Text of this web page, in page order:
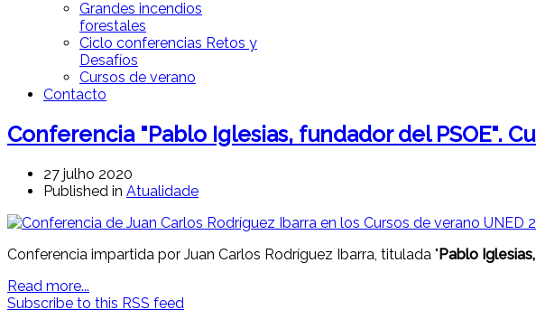
Grandes incendios
forestales
Ciclo conferencias Retos y
Desafíos
Cursos de verano
Contacto
Conferencia "Pablo Iglesias, fundador del PSOE".
27 julho 2020
Published in Atualidade
Conferencia impartida por Juan Carlos Rodríguez Ibarra, titulada "Pablo
Read more...
Subscribe to this RSS feed